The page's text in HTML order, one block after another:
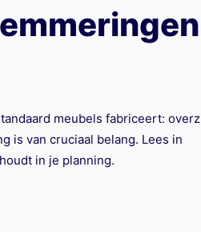
meubels fabriceert:
is van cruciaal belang. Lees in
in je planning.